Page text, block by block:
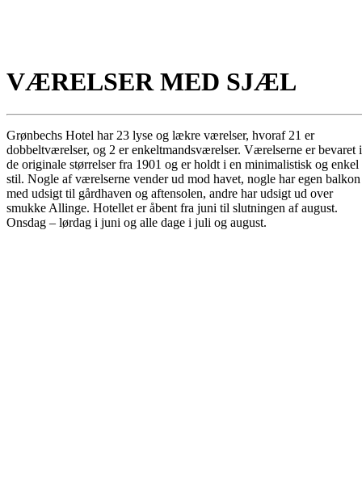
VÆRELSER MED SJÆL
Grønbechs Hotel har 23 lyse og lækre værelser, hvoraf 21 er
dobbeltværelser, og 2 er enkeltmandsværelser. Værelserne er bevaret i
de originale størrelser fra 1901 og er holdt i en minimalistisk og enkel
stil. Nogle af værelserne vender ud mod havet, nogle har egen balkon
med udsigt til gårdhaven og aftensolen, andre har udsigt ud over
smukke Allinge. Hotellet er åbent fra juni til slutningen af august.
Onsdag – lørdag i juni og alle dage i juli og august.